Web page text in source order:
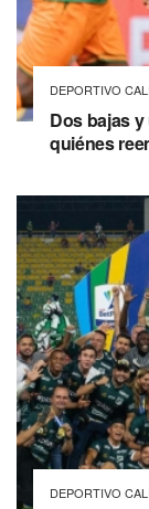
DEPORTIVO CALI
Dos bajas
quiénes
DEPORTIVO CALI